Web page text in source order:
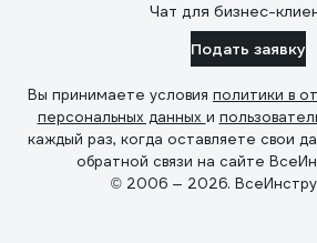
Чат для бизнес-
Подать заявку
Вы принимаете условия политики в
персональных данных и
каждый раз, когда оставляете свои
обратной связи на сайте
© 2006 — 2026.